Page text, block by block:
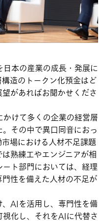
日本の産業の成長・発展に
造のトークン化預金はど
があればお聞かせくださ
かけて多くの企業の経営層
その中で異口同音におっ
場における人材不足課題
熟練工やエンジニアが相
ト部門においては、経理
性を備えた人材の不足が
、AIを活用し、専門性を備
化し、それをAIに代替さ